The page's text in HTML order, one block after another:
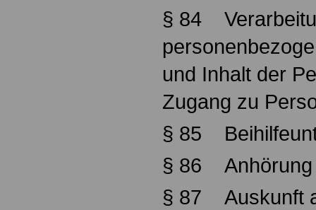
§ 84
und Inhalt der
Zugang zu
§ 85
§ 86 Anhörung
§ 87 Auskunft